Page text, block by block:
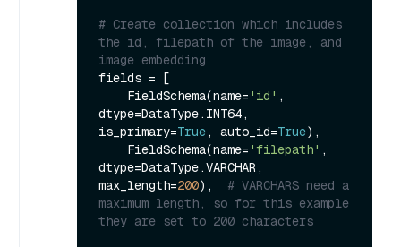
# Create collection which includes
the id, filepath of the image, and
image embedding
fields = [
    FieldSchema(name=
'id' ,
dtype=DataType.INT64,
is_primary=True, auto_id=True),
    FieldSchema(name=
'filepath' ,
dtype=DataType.VARCHAR,
max_length=200), # VARCHARS need a
maximum length, so for this example
they are set to 200 characters